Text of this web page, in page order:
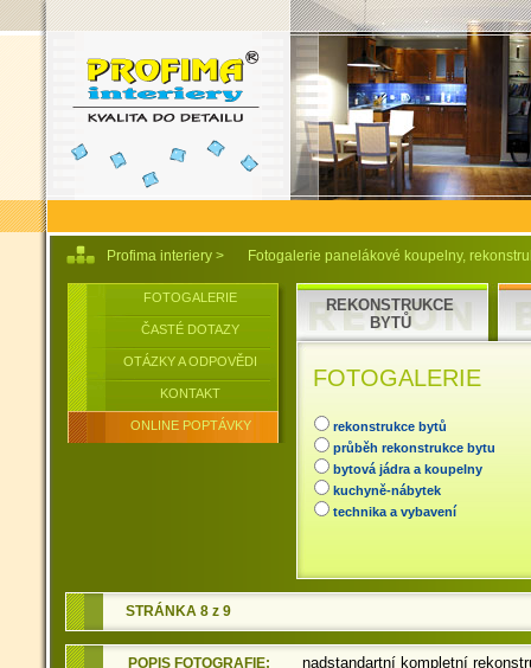
Profima interiery > Fotogalerie panelákové koupelny,
FOTOGALERIE
ČASTÉ DOTAZY
OTÁZKY A ODPOVĚDI
KONTAKT
ONLINE POPTÁVKY
REKONSTRUKCE
BYTŮ
FOTOGALERIE
rekonstrukce bytů
průběh rekonstrukce bytu
bytová jádra a koupelny
kuchyně-nábytek
technika a vybavení
STRÁNKA 8 z 9
POPIS FOTOGRAFIE: nadstandartní kompletní